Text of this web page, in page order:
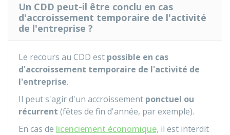
Un CDD peut-il être conclu en cas
d'accroissement temporaire de l'activité
de l'entreprise ?
Le recours au CDD est possible en cas
d'accroissement temporaire de l'activité de
l'entreprise.
Il peut s'agir d'un accroissement ponctuel ou
récurrent (fêtes de fin d'année, par exemple).
En cas de licenciement économique, il est interdit